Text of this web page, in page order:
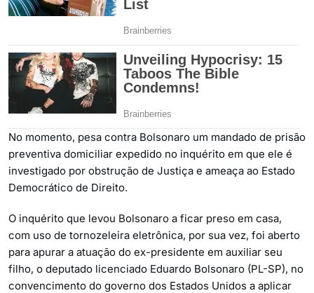
No momento, pesa contra Bolsonaro um mandado de prisão
preventiva domiciliar expedido no inquérito em que ele é
investigado por obstrução de Justiça e ameaça ao Estado
Democrático de Direito.
O inquérito que levou Bolsonaro a ficar preso em casa,
com uso de tornozeleira eletrônica, por sua vez, foi aberto
para apurar a atuação do ex-presidente em auxiliar seu
filho, o deputado licenciado Eduardo Bolsonaro (PL-SP), no
convencimento do governo dos Estados Unidos a aplicar